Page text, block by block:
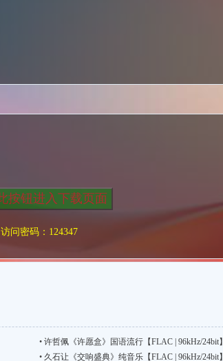
访问密码：124347
• 许哲佩《许愿盒》国语流行【FLAC | 96kHz/24bit】
• 久石让《交响盛典》纯音乐【FLAC | 96kHz/24bit】